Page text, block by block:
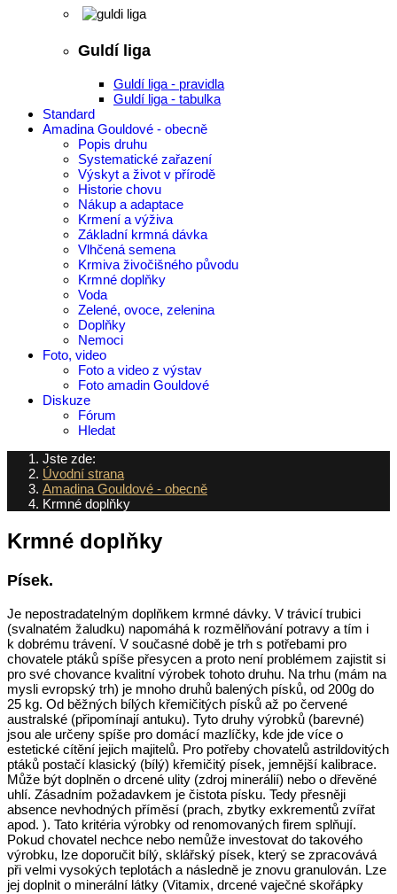
Guldí liga
Guldí liga - pravidla
Guldí liga - tabulka
Standard
Amadina Gouldové - obecně
Popis druhu
Systematické zařazení
Výskyt a život v přírodě
Historie chovu
Nákup a adaptace
Krmení a výživa
Základní krmná dávka
Vlhčená semena
Krmiva živočišného původu
Krmné doplňky
Voda
Zelené, ovoce, zelenina
Doplňky
Nemoci
Foto, video
Foto a video z výstav
Foto amadin Gouldové
Diskuze
Fórum
Hledat
Jste zde:
Úvodní strana
Amadina Gouldové - obecně
Krmné doplňky
Krmné doplňky
Písek.
Je nepostradatelným doplňkem krmné dávky. V trávicí trubici
(svalnatém žaludku) napomáhá k rozmělňování potravy a tím i
k dobrému trávení. V současné době je trh s potřebami pro
chovatele ptáků spíše přesycen a proto není problémem zajistit si
pro své chovance kvalitní výrobek tohoto druhu. Na trhu (mám na
mysli evropský trh) je mnoho druhů balených písků, od 200g do
25 kg. Od běžných bílých křemičitých písků až po červené
australské (připomínají antuku). Tyto druhy výrobků (barevné)
jsou ale určeny spíše pro domácí mazlíčky, kde jde více o
estetické cítění jejich majitelů. Pro potřeby chovatelů astrildovitých
ptáků postačí klasický (bílý) křemičitý písek, jemnější kalibrace.
Může být doplněn o drcené ulity (zdroj minerálií) nebo o dřevěné
uhlí. Zásadním požadavkem je čistota písku. Tedy přesněji
absence nevhodných příměsí (prach, zbytky exkrementů zvířat
apod. ). Tato kritéria výrobky od renomovaných firem splňují.
Pokud chovatel nechce nebo nemůže investovat do takového
výrobku, lze doporučit bílý, sklářský písek, který se zpracovává
při velmi vysokých teplotách a následně je znovu granulován. Lze
jej doplnit o minerální látky (Vitamix, drcené vaječné skořápky